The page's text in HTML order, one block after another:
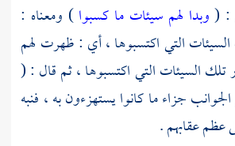
: (وبدا لهم سيئات ما كسبوا) ومعناه :
التي اكتسبوها ، أي : ظهرت لهم
تلك السيئات التي اكتسبوها ، ثم قال : (
جزاء ما كانوا يستهزءون به ، فنبه
عظم عقابهم .